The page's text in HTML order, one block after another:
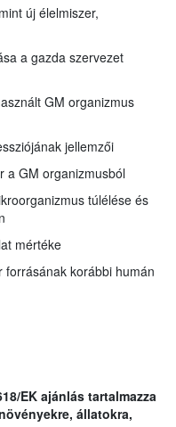
új élelmiszer,
a gazda szervezet
GM organizmus
jellemzői
a GM organizmusból
túlélése és
mértéke
korábbi humán
EK ajánlás tartalmazza
állatokra,